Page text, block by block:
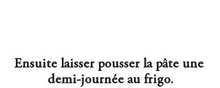
Ensuite laisser pousser la pâte une
demi-journée au frigo.